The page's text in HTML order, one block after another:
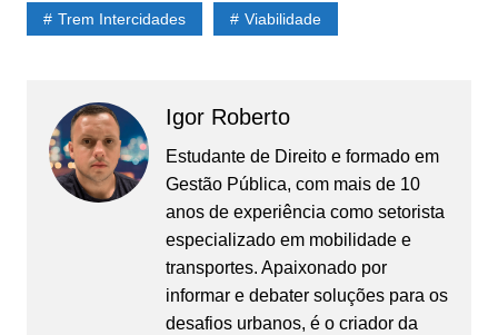
Trem Intercidades Viabilidade
Igor Roberto
Estudante de Direito e formado em
Gestão Pública, com mais de 10
anos de experiência como setorista
especializado em mobilidade e
transportes. Apaixonado por
informar e debater soluções para os
desafios urbanos, é o criador da